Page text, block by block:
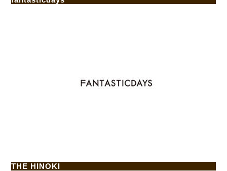
THE HINOKI